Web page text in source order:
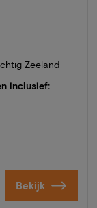
Zeeland
inclusief:
Bekijk